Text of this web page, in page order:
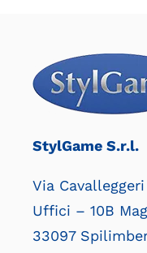
StylGame S.r.l.
Via
Uffici – 10B
33097